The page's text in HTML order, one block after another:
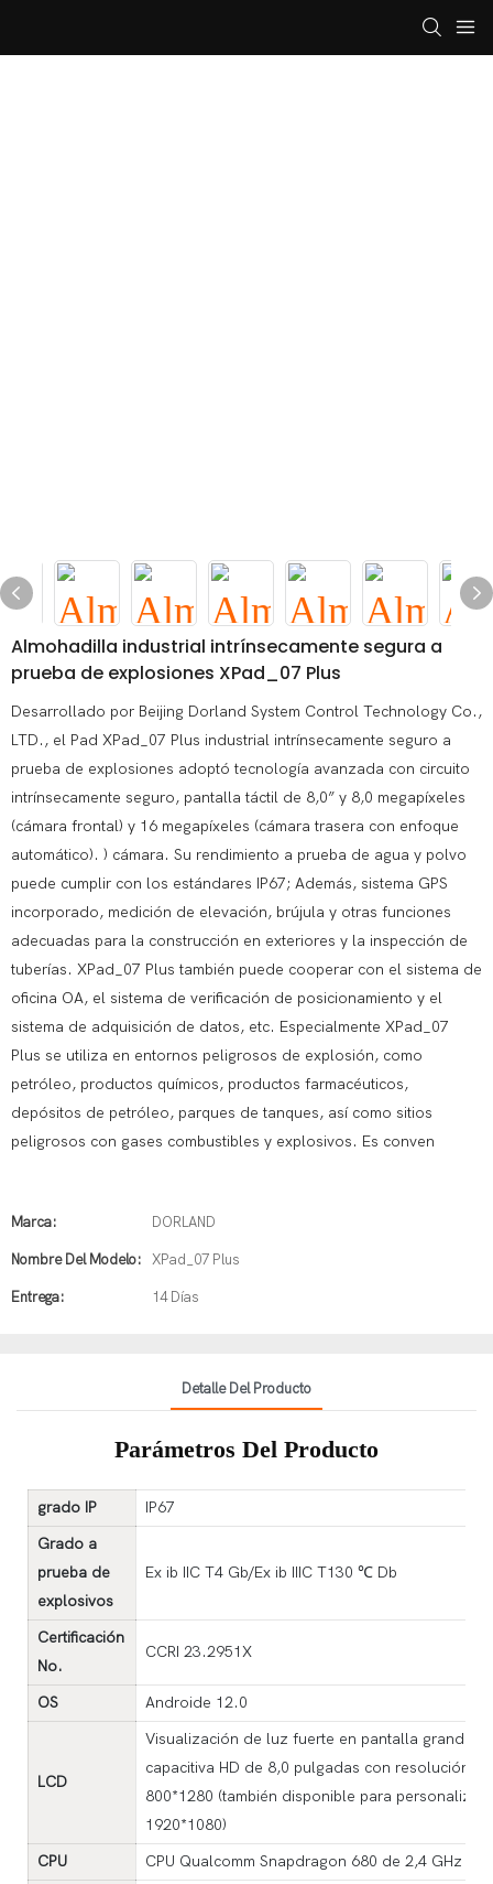
Almohadilla industrial intrínsecamente segura a
prueba de explosiones XPad_07 Plus
Desarrollado por Beijing Dorland System Control Technology Co.,
LTD., el Pad XPad_07 Plus industrial intrínsecamente seguro a
prueba de explosiones adoptó tecnología avanzada con circuito
intrínsecamente seguro, pantalla táctil de 8,0” y 8,0 megapíxeles
(cámara frontal) y 16 megapíxeles (cámara trasera con enfoque
automático). ) cámara. Su rendimiento a prueba de agua y polvo
puede cumplir con los estándares IP67; Además, sistema GPS
incorporado, medición de elevación, brújula y otras funciones
adecuadas para la construcción en exteriores y la inspección de
tuberías. XPad_07 Plus también puede cooperar con el sistema de
oficina OA, el sistema de verificación de posicionamiento y el
sistema de adquisición de datos, etc. Especialmente XPad_07
Plus se utiliza en entornos peligrosos de explosión, como
petróleo, productos químicos, productos farmacéuticos,
depósitos de petróleo, parques de tanques, así como sitios
peligrosos con gases combustibles y explosivos. Es conven
Marca: DORLAND
Nombre Del Modelo: XPad_07 Plus
Entrega: 14 Días
Detalle Del Producto
Parámetros Del Producto
grado IP
IP67
Grado a
prueba de
explosivos
Ex ib IIC T4 Gb/Ex ib IIIC T130 ℃ Db
Certificación
No.
CCRI 23.2951X
OS Androide 12.0
LCD
Visualización de luz fuerte en pantalla grande
capacitiva HD de 8,0 pulgadas con resolución
800*1280 (también disponible para
1920*1080)
CPU
CPU Qualcomm Snapdragon 680 de 2,4 GHz